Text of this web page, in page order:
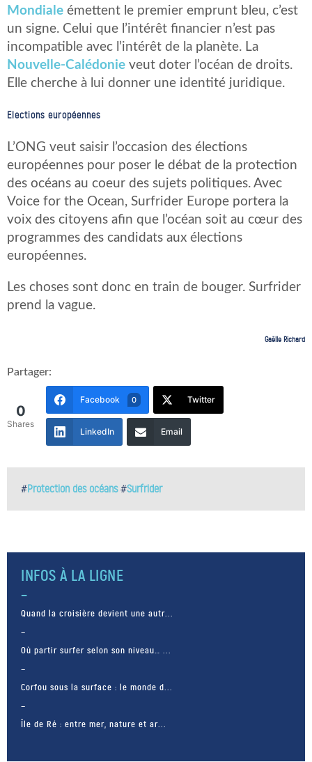
Mondiale émettent le premier emprunt bleu, c’est
un signe. Celui que l’intérêt financier n’est pas
incompatible avec l’intérêt de la planète. La
Nouvelle-Calédonie veut doter l’océan de droits.
Elle cherche à lui donner une identité juridique.
Elections européennes
L’ONG veut saisir l’occasion des élections
européennes pour poser le débat de la protection
des océans au coeur des sujets politiques. Avec
Voice for the Ocean, Surfrider Europe portera la
voix des citoyens afin que l’océan soit au cœur des
programmes des candidats aux élections
européennes.
Les choses sont donc en train de bouger. Surfrider
prend la vague.
Gaëlle Richard
Partager:
0
Shares
Facebook 0 Twitter
LinkedIn Email
#Protection des océans#Surfrider
INFOS À LA LIGNE
Quand la croisière devient une autr...
Où partir surfer selon son niveau… ...
Corfou sous la surface : le monde d...
Île de Ré : entre mer, nature et ar...